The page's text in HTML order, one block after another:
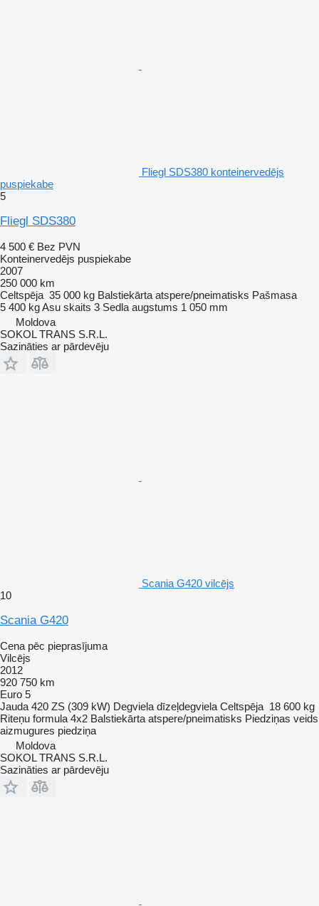
Fliegl SDS380 konteinervedējs
puspiekabe
5
Fliegl SDS380
4 500 € Bez PVN
Konteinervedējs puspiekabe
2007
250 000 km
Celtspēja 35 000 kg Balstiekārta atspere/pneimatisks Pašmasa
5 400 kgAsu skaits 3 Sedla augstums 1 050 mm
Moldova
SOKOL TRANS S.R.L.
Sazināties ar pārdevēju
Scania G420 vilcējs
10
Scania G420
Cena pēc pieprasījuma
Vilcējs
2012
920 750 km
Euro 5
Jauda 420 ZS (309 kW) Degviela dīzeļdegviela Celtspēja 18 600 kg
Riteņu formula 4x2 Balstiekārta atspere/pneimatisks Piedziņas veids
aizmugures piedziņa
Moldova
SOKOL TRANS S.R.L.
Sazināties ar pārdevēju